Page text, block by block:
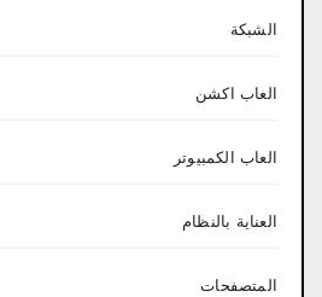
الشبكة
العاب اكشن
العاب الكمبيوتر
العناية بالنظام
المتصفحات